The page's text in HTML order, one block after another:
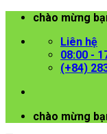
chào mừng
Liên hệ
08:00 -
(+84)
chào mừng